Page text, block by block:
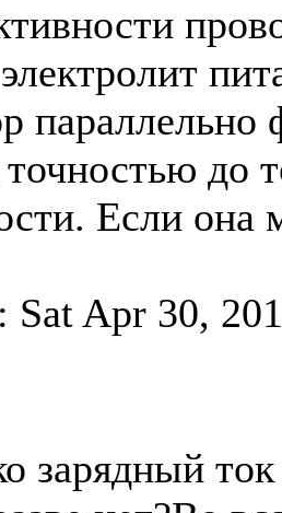
до
Если она
Sat Apr 30,
зарядный